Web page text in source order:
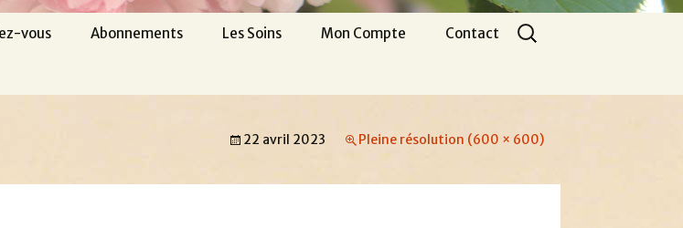
vous Abonnements Les Soins Mon Compte Contact
Rechercher :
22 avril 2023 Pleine résolution (600 × 600)